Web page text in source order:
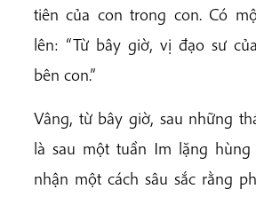
tiên của con trong con. Có
lên: “Từ bây giờ, vị đạo sư
bên con.”
Vâng, từ bây giờ, sau những
là sau một tuần Im lặng hùng
nhận một cách sâu sắc rằng